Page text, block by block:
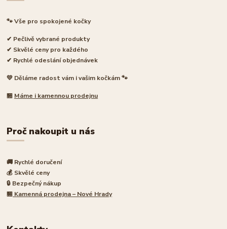
🐾 Vše pro spokojené kočky
✔ Pečlivě vybrané produkty
✔ Skvělé ceny pro každého
✔ Rychlé odeslání objednávek
💛 Děláme radost vám i vašim kočkám 🐾
🏪 Máme i kamennou prodejnu
Proč nakoupit u nás
🚚 Rychlé doručení
💰 Skvělé ceny
🔒 Bezpečný nákup
🏪 Kamenná prodejna – Nové Hrady